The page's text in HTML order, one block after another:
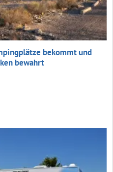
bekommt und
bewahrt